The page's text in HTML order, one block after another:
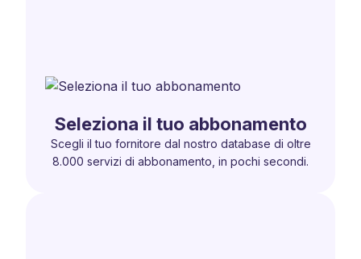
Seleziona il tuo abbonamento
Scegli il tuo fornitore dal nostro database di oltre
8.000 servizi di abbonamento, in pochi secondi.